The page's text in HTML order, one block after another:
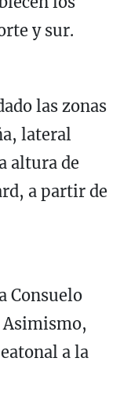
y sur.
las zonas
lateral
altura de
a partir de
Consuelo
Asimismo,
a la